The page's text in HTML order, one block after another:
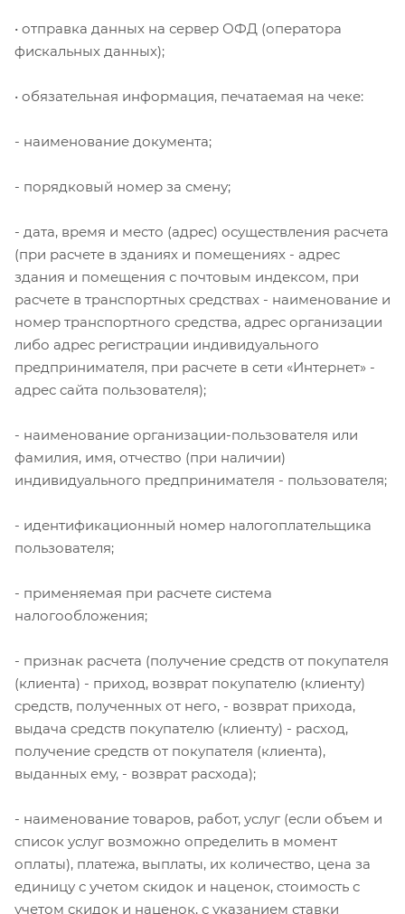
• отправка данных на сервер ОФД (оператора
фискальных данных);
• обязательная информация, печатаемая на чеке:
- наименование документа;
- порядковый номер за смену;
- дата, время и место (адрес) осуществления расчета
(при расчете в зданиях и помещениях - адрес
здания и помещения с почтовым индексом, при
расчете в транспортных средствах - наименование и
номер транспортного средства, адрес организации
либо адрес регистрации индивидуального
предпринимателя, при расчете в сети «Интернет» -
адрес сайта пользователя);
- наименование организации-пользователя или
фамилия, имя, отчество (при наличии)
индивидуального предпринимателя - пользователя;
- идентификационный номер налогоплательщика
пользователя;
- применяемая при расчете система
налогообложения;
- признак расчета (получение средств от покупателя
(клиента) - приход, возврат покупателю (клиенту)
средств, полученных от него, - возврат прихода,
выдача средств покупателю (клиенту) - расход,
получение средств от покупателя (клиента),
выданных ему, - возврат расхода);
- наименование товаров, работ, услуг (если объем и
список услуг возможно определить в момент
оплаты), платежа, выплаты, их количество, цена за
единицу с учетом скидок и наценок, стоимость с
учетом скидок и наценок, с указанием ставки